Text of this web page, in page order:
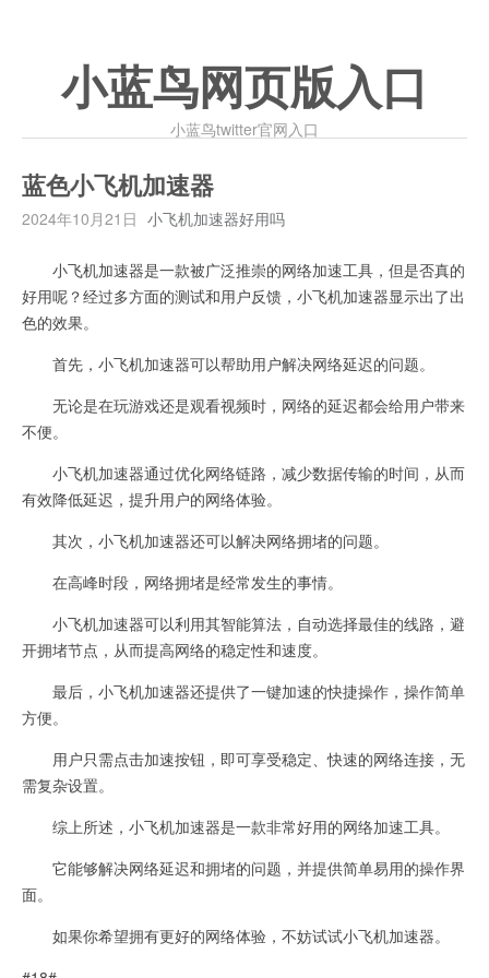
小蓝鸟网页版入口
小蓝鸟twitter官网入口
蓝色小飞机加速器
2024年10月21日 小飞机加速器好用吗
小飞机加速器是一款被广泛推崇的网络加速工具，但是否真的
好用呢？经过多方面的测试和用户反馈，小飞机加速器显示出了出
色的效果。
首先，小飞机加速器可以帮助用户解决网络延迟的问题。
无论是在玩游戏还是观看视频时，网络的延迟都会给用户带来
不便。
小飞机加速器通过优化网络链路，减少数据传输的时间，从而
有效降低延迟，提升用户的网络体验。
其次，小飞机加速器还可以解决网络拥堵的问题。
在高峰时段，网络拥堵是经常发生的事情。
小飞机加速器可以利用其智能算法，自动选择最佳的线路，避
开拥堵节点，从而提高网络的稳定性和速度。
最后，小飞机加速器还提供了一键加速的快捷操作，操作简单
方便。
用户只需点击加速按钮，即可享受稳定、快速的网络连接，无
需复杂设置。
综上所述，小飞机加速器是一款非常好用的网络加速工具。
它能够解决网络延迟和拥堵的问题，并提供简单易用的操作界
面。
如果你希望拥有更好的网络体验，不妨试试小飞机加速器。